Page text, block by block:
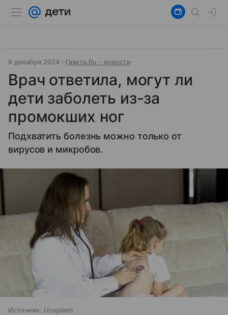
9 декабря 2024 Газета.Ru - новости
Врач ответила, могут ли
дети заболеть из-за
промокших ног
Подхватить болезнь можно только от
вирусов и микробов.
Источник: Unsplash